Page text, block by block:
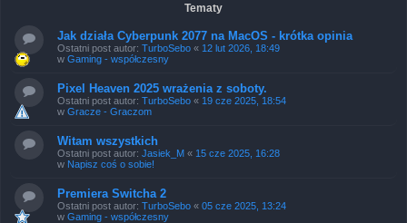
Tematy
Jak działa Cyberpunk 2077 na MacOS - krótka opinia
Ostatni post autor: TurboSebo « 12 lut 2026, 18:49
w Gaming - współczesny
Pixel Heaven 2025 wrażenia z soboty.
Ostatni post autor: TurboSebo « 19 cze 2025, 18:54
w Gracze - Graczom
Witam wszystkich
Ostatni post autor: Jasiek_M « 15 cze 2025, 16:28
w Napisz coś o sobie!
Premiera Switcha 2
Ostatni post autor: TurboSebo « 05 cze 2025, 13:24
w Gaming - współczesny